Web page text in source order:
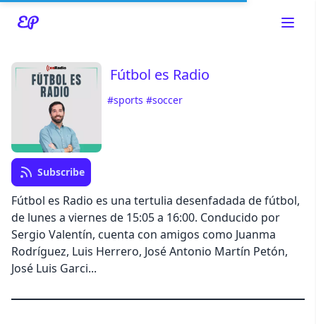
Read about our content policies
Fútbol es Radio
#sports #soccer
Subscribe
Fútbol es Radio es una tertulia desenfadada de fútbol,
de lunes a viernes de 15:05 a 16:00. Conducido por
Sergio Valentín, cuenta con amigos como Juanma
Rodríguez, Luis Herrero, José Antonio Martín Petón,
José Luis Garci...
Cancel